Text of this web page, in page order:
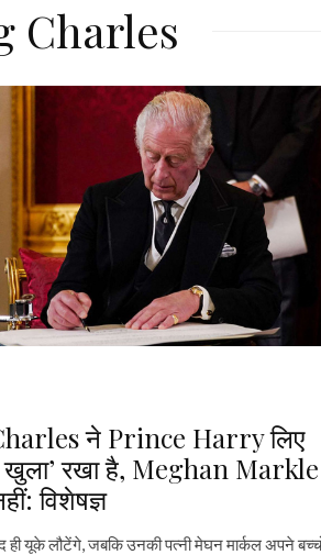
Charles
ने Prince Harry लिए
खुला’ रखा है, Meghan Markle
विशेषज्ञ
ही यूके लौटेंगे, जबकि उनकी पत्नी मेघन मार्कल अपने